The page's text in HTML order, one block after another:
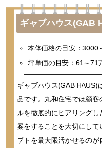
ギャブハウス(GAB
本体価格の目安：3000
坪単価の目安：61～71
ギャブハウス(GAB HAUS)
品です。丸和住宅では顧客
ルを徹底的にヒアリング
案をすることを大切にして
プトを最大限活かせるのが